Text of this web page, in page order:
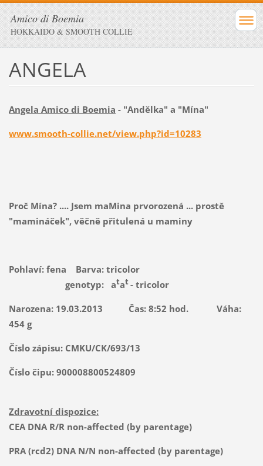
Amico di Boemia
HOKKAIDO & SMOOTH COLLIE
ANGELA
Angela Amico di Boemia - "Andělka" a "Mína"
www.smooth-collie.net/view.php?id=10283
Proč Mína? .... Jsem maMina prvorozená ... prostě
"mamináček", věčně přitulená u maminy
Pohlaví: fena Barva: tricolor
genotyp: atat- tricolor
Narozena: 19.03.2013 Čas: 8:52 hod. Váha:
454 g
Číslo zápisu: CMKU/CK/693/13
Číslo čipu: 900008800524809
Zdravotní dispozice:
CEA DNA R/R non-affected (by parentage)
PRA (rcd2) DNA N/N non-affected (by parentage)